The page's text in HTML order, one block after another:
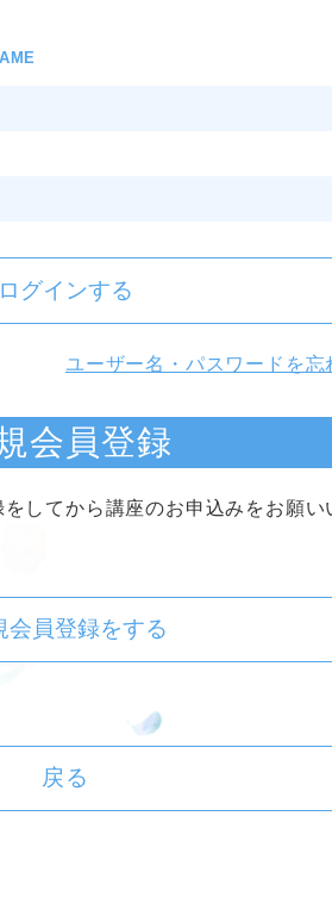
ログインする
ユーザー名・パスワードを忘
会員登録
してから講座のお申込みをお願い
会員登録をする
戻る